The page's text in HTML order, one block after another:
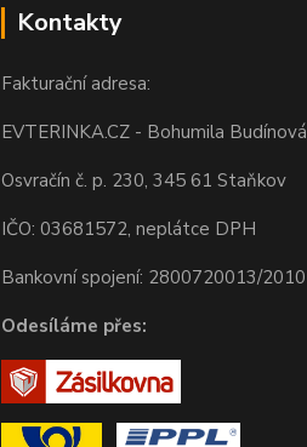
Kontakty
Fakturační adresa:
EVTERINKA.CZ - Bohumila Budínová
Osvračín č. p. 230, 345 61 Staňkov
IČO: 03681572, neplátce DPH
Bankovní spojení: 2800720013/2010
Odesíláme přes: